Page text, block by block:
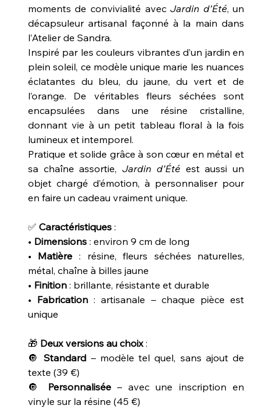
moments de convivialité avecJardin d’Été, un
décapsuleur artisanal façonné à la main dans
l’Atelier de Sandra.
Inspiré par les couleurs vibrantes d’un jardin en
plein soleil, ce modèle unique marie les nuances
éclatantes du bleu, du jaune, du vert et de
l’orange. De véritables fleurs séchées sont
encapsulées dans une résine cristalline,
donnant vie à un petit tableau floral à la fois
lumineux et intemporel.
Pratique et solide grâce à son cœur en métal et
sa chaîne assortie,Jardin d’Étéest aussi un
objet chargé d’émotion, à personnaliser pour
en faire un cadeau vraiment unique.
✅ Caractéristiques:
• Dimensions: environ 9 cm de long
• Matière : résine, fleurs séchées naturelles,
métal, chaîne à billes jaune
• Finition: brillante, résistante et durable
• Fabrication : artisanale – chaque pièce est
unique
🎁 Deux versions au choix:
🔘Standard – modèle tel quel, sans ajout de
texte (39 €)
🔘 Personnalisée– avec une inscription en
vinyle sur la résine (45 €)